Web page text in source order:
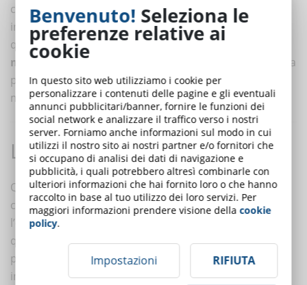
capacità sono strettamente legate anche agli aspetti
intrinseci della persona, come i tratti di personalità. In
questo senso, un ruolo importante è attribuito alla
motivazione: se abbiamo collaboratori competenti ma
poco motivati, la loro competenza non si esprimerà al
meglio.
L’importanza dell’osservazione
Quando si adotta un approccio qualitativo, le
competenze devono essere valutate attraverso
l’ osservazione
questo caso, quindi, il valutatore non attribuirà un
punteggio alla competenza in termini generali. Essa,
infatti, sarà valutata tramite l’osservazione del
Benvenuto! Seleziona le
preferenze relative ai
cookie
In questo sito web utilizziamo i cookie per
personalizzare i contenuti delle pagine e gli eventuali
annunci pubblicitari/banner, fornire le funzioni dei
social network e analizzare il traffico verso i nostri
server. Forniamo anche informazioni sul modo in cui
utilizzi il nostro sito ai nostri partner e/o fornitori che
si occupano di analisi dei dati di navigazione e
pubblicità, i quali potrebbero altresì combinarle con
ulteriori informazioni che hai fornito loro o che hanno
raccolto in base al tuo utilizzo dei loro servizi. Per
maggiori informazioni prendere visione dellacookie
policy.
Impostazioni RIFIUTA